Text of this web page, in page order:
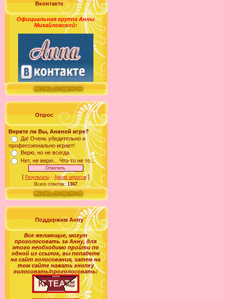
Вконтакте
Официальная группа Анны
Михайловской:
Опрос
Верите ли Вы, Аниной игре?
Да! Очень убедительно и
профессионально играет!
Верю, но не всегда.
Нет, не верю... Что-то не то...
[Результаты·Архив опросов]
Всего ответов:1367
Поддержим Анну
Все желающие,могут
проголосовать заАнну, для
этого необходимо пройти по
одной из ссылок, вы попадете
на сайт голосования, затем на
том сайте нажать кнопку
голосовать/проголосовать: